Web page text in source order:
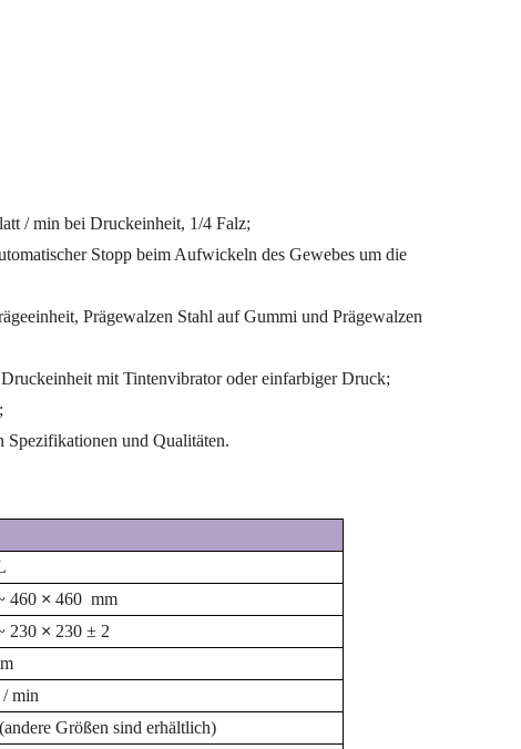
/ min bei Druckeinheit, 1/4 Falz;
Stopp beim Aufwickeln des Gewebes um die
Prägewalzen Stahl auf Gummi und Prägewalzen
mit Tintenvibrator oder einfarbiger Druck;
Spezifikationen und Qualitäten.
460 × 460 mm
230 × 230 ± 2
/ min
Größen sind erhältlich)